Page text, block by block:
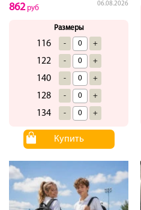
06.08.2026
862руб
Размеры
116 - +
122 - +
140 - +
128 - +
134 - +
Купить